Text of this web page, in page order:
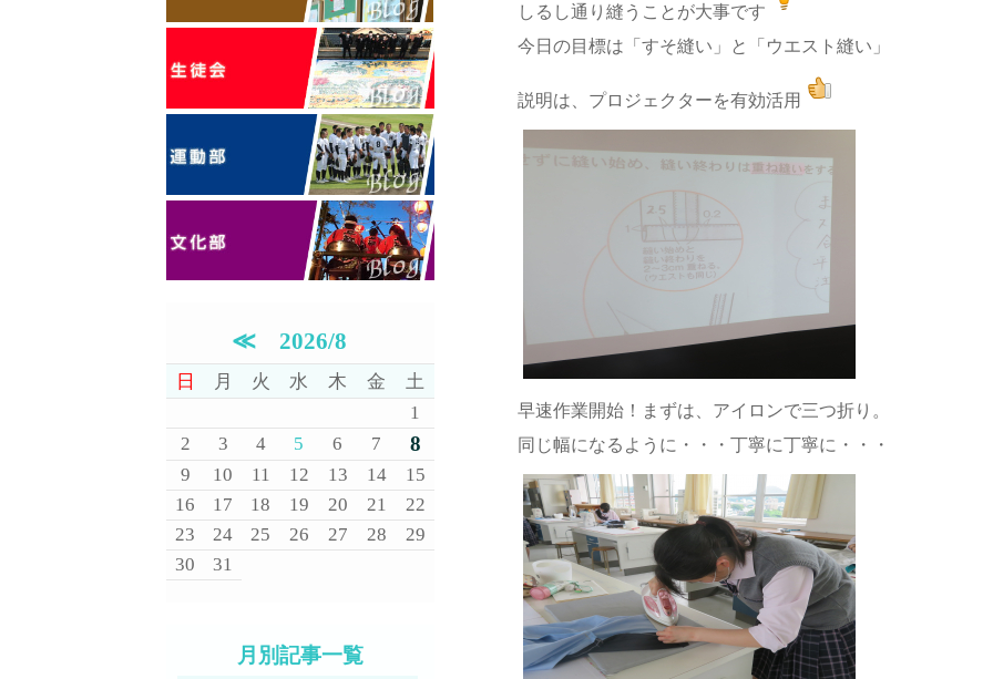
しるし通り縫うことが大事です
今日の目標は「すそ縫い」と「ウエスト縫い」
説明は、プロジェクターを有効活用
早速作業開始！まずは、アイロンで三つ折り。
同じ幅になるように・・・丁寧に丁寧に・・・
≪2026/8
日 月 火 水 木 金
土
1
2
3 4 5 6 7 8
9 10 11 12 13 14
15
16
17 18 19 20 21
22
23
24 25 26 27 28
29
30
31
月別記事一覧